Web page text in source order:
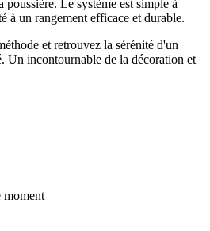
Le système est simple à
à un rangement efficace et durable.
et retrouvez la sérénité d'un
Un incontournable de la décoration et
moment